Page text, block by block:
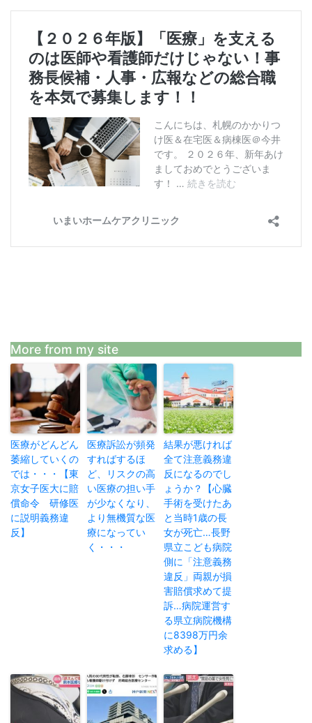
More from my site
医療がどんどん
萎縮していくの
では・・・【東
京女子医大に賠
償命令 研修医
に説明義務違
反】
医療訴訟が頻発
すればするほ
ど、リスクの高
い医療の担い手
が少なくなり、
より無機質な医
療になってい
く・・・
結果が悪ければ
全て注意義務違
反になるのでし
ょうか？【心臓
手術を受けたあ
と当時1歳の長
女が死亡…長野
県立こども病院
側に「注意義務
違反」両親が損
害賠償求めて提
訴…病院運営す
る県立病院機構
に8398万円余
求める】